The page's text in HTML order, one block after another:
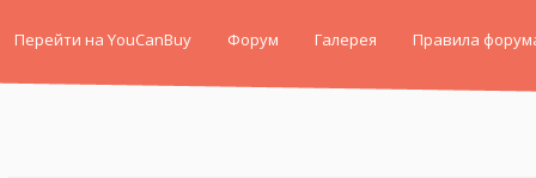
Перейти на YouCanBuy Форум Галерея Правила